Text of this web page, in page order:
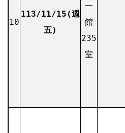
10
113/11/15(週
五)
一
館
235
室